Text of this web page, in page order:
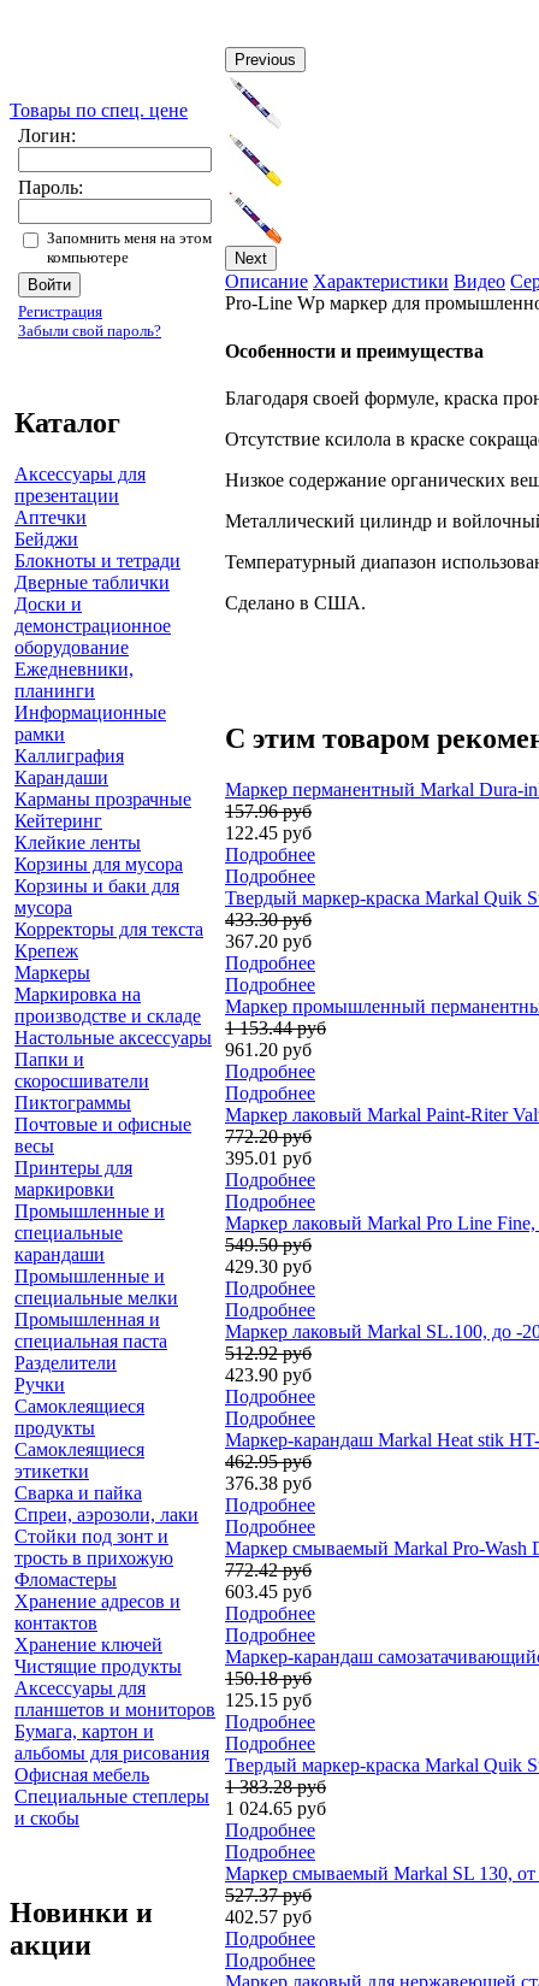
Товары по спец. цене
Логин:
Пароль:
Запомнить меня на этом
компьютере
Регистрация
Забыли свой пароль?
Каталог
Аксессуары для
презентации
Аптечки
Бейджи
Блокноты и тетради
Дверные таблички
Доски и
демонстрационное
оборудование
Ежедневники,
планинги
Информационные
рамки
Каллиграфия
Карандаши
Карманы прозрачные
Кейтеринг
Клейкие ленты
Корзины для мусора
Корзины и баки для
мусора
Корректоры для текста
Крепеж
Маркеры
Маркировка на
производстве и складе
Настольные аксессуары
Папки и
скоросшиватели
Пиктограммы
Почтовые и офисные
весы
Принтеры для
маркировки
Промышленные и
специальные
карандаши
Промышленные и
специальные мелки
Промышленная и
специальная паста
Разделители
Ручки
Самоклеящиеся
продукты
Самоклеящиеся
этикетки
Сварка и пайка
Спреи, аэрозоли, лаки
Стойки под зонт и
трость в прихожую
Фломастеры
Хранение адресов и
контактов
Хранение ключей
Чистящие продукты
Аксессуары для
планшетов и мониторов
Бумага, картон и
альбомы для рисования
Офисная мебель
Специальные степлеры
и скобы
Новинки и
акции
Previous
Next
Описание Характеристики Видео
Pro-Line Wp маркер для
Особенности и преимущества
Благодаря своей формуле, краска
Отсутствие ксилола в краске
Низкое содержание органических
Металлический цилиндр и
Температурный диапазон
Сделано в США.
С этим товаром
Маркер перманентный Markal Dura-
157.96 руб
122.45 руб
Подробнее
Подробнее
Твердый маркер-краска Markal Quik
433.30 руб
367.20 руб
Подробнее
Подробнее
Маркер промышленный
1 153.44 руб
961.20 руб
Подробнее
Подробнее
Маркер лаковый Markal Paint-Riter
772.20 руб
395.01 руб
Подробнее
Подробнее
Маркер лаковый Markal Pro Line
549.50 руб
429.30 руб
Подробнее
Подробнее
Маркер лаковый Markal SL.100, до -
512.92 руб
423.90 руб
Подробнее
Подробнее
Маркер-карандаш Markal Heat stik
462.95 руб
376.38 руб
Подробнее
Подробнее
Маркер смываемый Markal Pro-Wash
772.42 руб
603.45 руб
Подробнее
Подробнее
Маркер-карандаш
150.18 руб
125.15 руб
Подробнее
Подробнее
Твердый маркер-краска Markal Quik
1 383.28 руб
1 024.65 руб
Подробнее
Подробнее
Маркер смываемый Markal SL 130, от
527.37 руб
402.57 руб
Подробнее
Подробнее
Маркер лаковый для нержавеющей